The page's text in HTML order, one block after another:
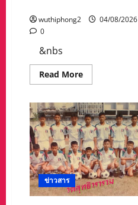
RIDER
2026”
รู้
ความ
ปลอดภัย
ทาง
ใน
เด็ก
และ
เยาวชน
wuthiphong2
04/08/2026
0
&nbs
Read MoreRead
more
เรีย
รนว
มิ
นท
รา
ชู
ทิศ
มัชฌิม
ได้
รับ
3
รางวัล
ข่าวสาร